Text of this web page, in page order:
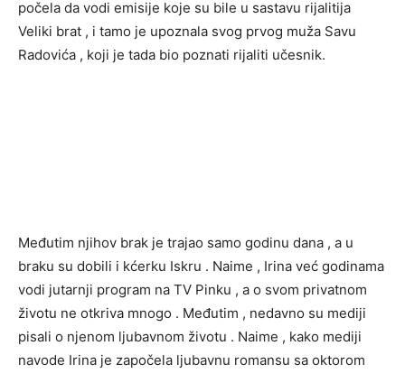
počela da vodi emisije koje su bile u sastavu rijalitija
Veliki brat , i tamo je upoznala svog prvog muža Savu
Radovića , koji je tada bio poznati rijaliti učesnik.
Međutim njihov brak je trajao samo godinu dana , a u
braku su dobili i kćerku Iskru . Naime , Irina već godinama
vodi jutarnji program na TV Pinku , a o svom privatnom
životu ne otkriva mnogo . Međutim , nedavno su mediji
pisali o njenom ljubavnom životu . Naime , kako mediji
navode Irina je započela ljubavnu romansu sa oktorom